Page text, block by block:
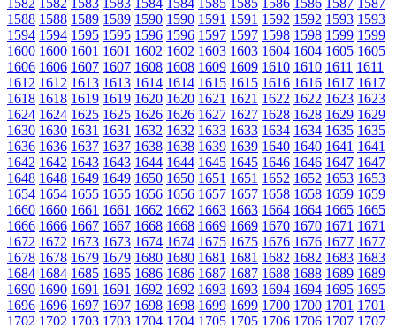
1582 1582 1583 1583 1584 1584 1585 1585 1586 1586 1587 1587
1588 1588 1589 1589 1590 1590 1591 1591 1592 1592 1593 1593
1594 1594 1595 1595 1596 1596 1597 1597 1598 1598 1599 1599
1600 1600 1601 1601 1602 1602 1603 1603 1604 1604 1605 1605
1606 1606 1607 1607 1608 1608 1609 1609 1610 1610 1611 1611
1612 1612 1613 1613 1614 1614 1615 1615 1616 1616 1617 1617
1618 1618 1619 1619 1620 1620 1621 1621 1622 1622 1623 1623
1624 1624 1625 1625 1626 1626 1627 1627 1628 1628 1629 1629
1630 1630 1631 1631 1632 1632 1633 1633 1634 1634 1635 1635
1636 1636 1637 1637 1638 1638 1639 1639 1640 1640 1641 1641
1642 1642 1643 1643 1644 1644 1645 1645 1646 1646 1647 1647
1648 1648 1649 1649 1650 1650 1651 1651 1652 1652 1653 1653
1654 1654 1655 1655 1656 1656 1657 1657 1658 1658 1659 1659
1660 1660 1661 1661 1662 1662 1663 1663 1664 1664 1665 1665
1666 1666 1667 1667 1668 1668 1669 1669 1670 1670 1671 1671
1672 1672 1673 1673 1674 1674 1675 1675 1676 1676 1677 1677
1678 1678 1679 1679 1680 1680 1681 1681 1682 1682 1683 1683
1684 1684 1685 1685 1686 1686 1687 1687 1688 1688 1689 1689
1690 1690 1691 1691 1692 1692 1693 1693 1694 1694 1695 1695
1696 1696 1697 1697 1698 1698 1699 1699 1700 1700 1701 1701
1702 1702 1703 1703 1704 1704 1705 1705 1706 1706 1707 1707